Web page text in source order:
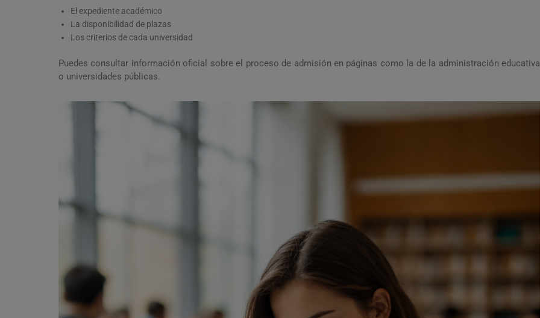
El expediente académico
La disponibilidad de plazas
Los criterios de cada universidad
Puedes consultar información oficial sobre el proceso de admisión en páginas como la de la administración educativa
o universidades públicas.